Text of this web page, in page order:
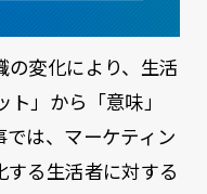
の変化により、生活
」から「意味」
では、マーケティン
する生活者に対する